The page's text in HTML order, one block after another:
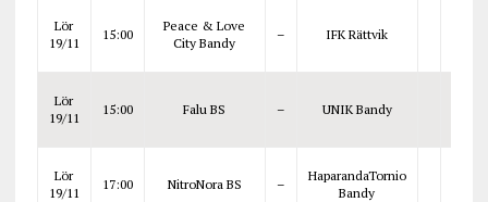
Lör
19/11
15:00
Peace & Love
City Bandy
– IFK Rättvik
Lör
19/11
15:00 Falu BS – UNIK Bandy
Lör
19/11
17:00 NitroNora BS –
HaparandaTornio
Bandy